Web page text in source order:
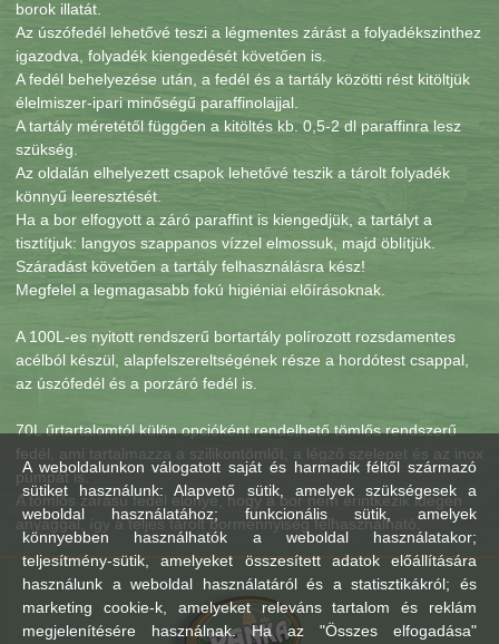
borok illatát.
Az úszófedél lehetővé teszi a légmentes zárást a folyadékszinthez
igazodva, folyadék kiengedését követően is.
A fedél behelyezése után, a fedél és a tartály közötti rést kitöltjük
élelmiszer-ipari minőségű paraffinolajjal.
A tartály méretétől függően a kitöltés kb. 0,5-2 dl paraffinra lesz
szükség.
Az oldalán elhelyezett csapok lehetővé teszik a tárolt folyadék
könnyű leeresztését.
Ha a bor elfogyott a záró paraffint is kiengedjük, a tartályt a
tisztítjuk: langyos szappanos vízzel elmossuk, majd öblítjük.
Száradást követően a tartály felhasználásra kész!
Megfelel a legmagasabb fokú higiéniai előírásoknak.
A 100L-es nyitott rendszerű bortartály polírozott rozsdamentes
acélból készül, alapfelszereltségének része a hordótest csappal,
az úszófedél és a porzáró fedél is.
70L űrtartalomtól külön opcióként rendelhető tömlős rendszerű
fedél, ami tartalmazza a szilikontömlőt, a légző szelepet és az inox
pumpát is.
A tömlős zárású fedél előnye, hogy a bor nem érintkezik idegen
anyaggal, így a teljes tárolt bormennyiség felhasználható.
A weboldalunkon válogatott saját és harmadik féltől származó
sütiket használunk: Alapvető sütik, amelyek szükségesek a
weboldal használatához; funkcionális sütik, amelyek
könnyebben használhatók a weboldal használatakor;
teljesítmény-sütik, amelyeket összesített adatok előállítására
használunk a weboldal használatáról és a statisztikákról; és
marketing cookie-k, amelyeket releváns tartalom és reklám
megjelenítésére használnak. Ha az "Összes elfogadása"